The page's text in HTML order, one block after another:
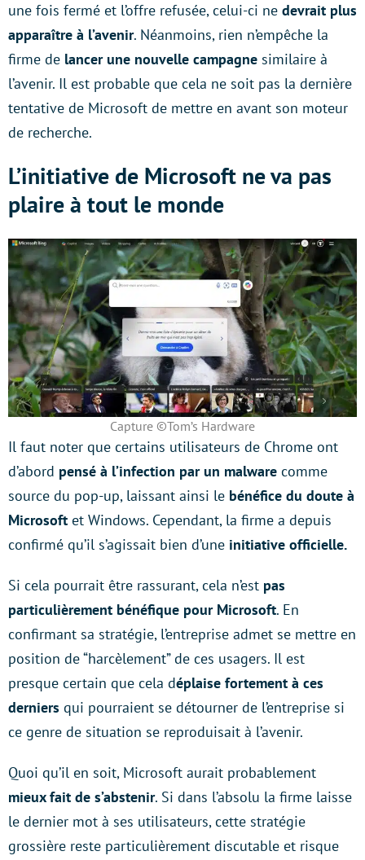
une fois fermé et l’offre refusée, celui-ci ne devrait plus
apparaître à l’avenir. Néanmoins, rien n’empêche la
firme de lancer une nouvelle campagne similaire à
l’avenir. Il est probable que cela ne soit pas la dernière
tentative de Microsoft de mettre en avant son moteur
de recherche.
L’initiative de Microsoft ne va pas
plaire à tout le monde
Capture ©Tom’s Hardware
Il faut noter que certains utilisateurs de Chrome ont
d’abord pensé à l’infection par un malware comme
source du pop-up, laissant ainsi le bénéfice du doute à
Microsoft et Windows. Cependant, la firme a depuis
confirmé qu’il s’agissait bien d’une initiative officielle.
Si cela pourrait être rassurant, cela n’est pas
particulièrement bénéfique pour Microsoft. En
confirmant sa stratégie, l’entreprise admet se mettre en
position de “harcèlement” de ces usagers. Il est
presque certain que cela déplaise fortement à ces
derniers qui pourraient se détourner de l’entreprise si
ce genre de situation se reproduisait à l’avenir.
Quoi qu’il en soit, Microsoft aurait probablement
mieux fait de s’abstenir. Si dans l’absolu la firme laisse
le dernier mot à ses utilisateurs, cette stratégie
grossière reste particulièrement discutable et risque